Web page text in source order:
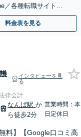
／各種転職サイトに
料金表を見る
インタビューを見
る
律会計
なんば駅か
ら徒歩2分
営業時間：本
日定休日
料】【Google口コミ高